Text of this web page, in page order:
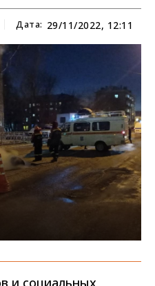
Дата: 29/11/2022, 12:11